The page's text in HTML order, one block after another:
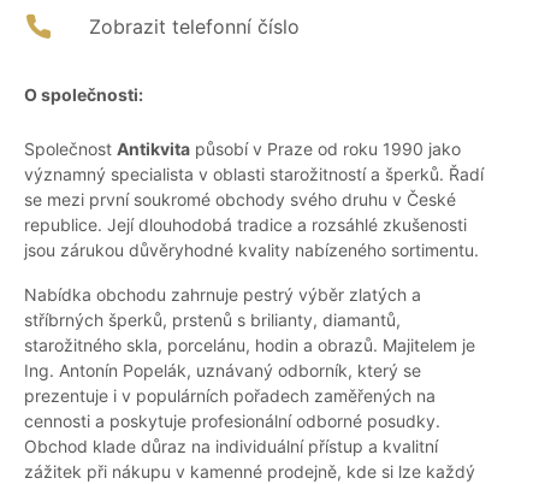
Zobrazit telefonní číslo
O společnosti:
Společnost Antikvita působí v Praze od roku 1990 jako
významný specialista v oblasti starožitností a šperků. Řadí
se mezi první soukromé obchody svého druhu v České
republice. Její dlouhodobá tradice a rozsáhlé zkušenosti
jsou zárukou důvěryhodné kvality nabízeného sortimentu.
Nabídka obchodu zahrnuje pestrý výběr zlatých a
stříbrných šperků, prstenů s brilianty, diamantů,
starožitného skla, porcelánu, hodin a obrazů. Majitelem je
Ing. Antonín Popelák, uznávaný odborník, který se
prezentuje i v populárních pořadech zaměřených na
cennosti a poskytuje profesionální odborné posudky.
Obchod klade důraz na individuální přístup a kvalitní
zážitek při nákupu v kamenné prodejně, kde si lze každý